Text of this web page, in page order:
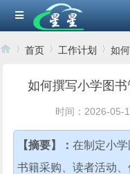
首页 工作计划
›
如
如何撰写小学图
时间：2026-05-
【摘要】：在制定小
书籍采购、读者活动